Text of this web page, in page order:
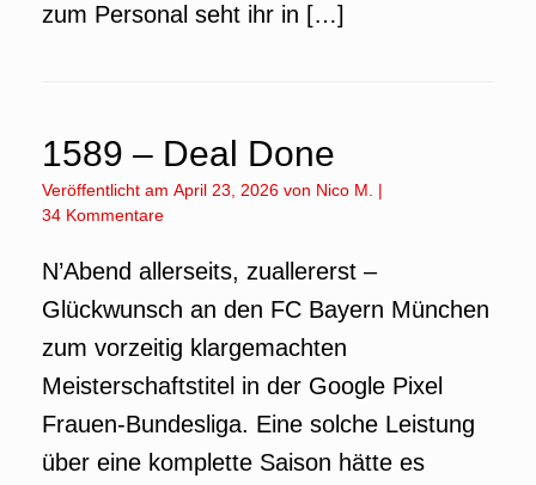
zum Personal seht ihr in […]
1589 – Deal Done
Veröffentlicht am April 23, 2026 von Nico M.
|
34 Kommentare
N’Abend allerseits, zuallererst –
Glückwunsch an den FC Bayern München
zum vorzeitig klargemachten
Meisterschaftstitel in der Google Pixel
Frauen-Bundesliga. Eine solche Leistung
über eine komplette Saison hätte es